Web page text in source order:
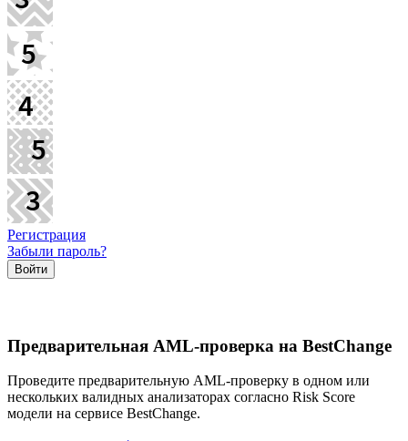
Регистрация
Забыли пароль?
Предварительная AML-проверка на BestChange
Проведите предварительную AML-проверку в одном или
нескольких валидных анализаторах согласно Risk Score
модели на сервисе BestChange.